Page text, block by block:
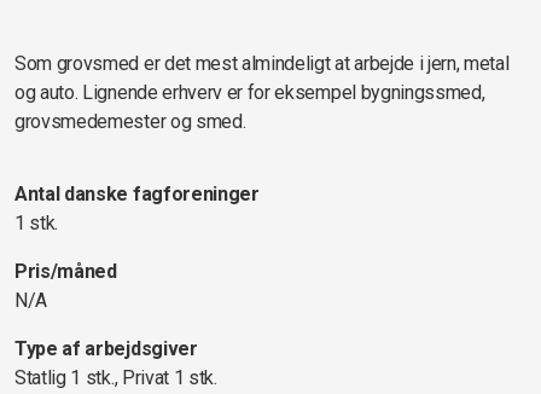
Som grovsmed er det mest almindeligt at arbejde i jern, metal
og auto. Lignende erhverv er for eksempel bygningssmed,
grovsmedemester og smed.
Antal danske fagforeninger
1 stk.
Pris/måned
N/A
Type af arbejdsgiver
Statlig 1 stk., Privat 1 stk.